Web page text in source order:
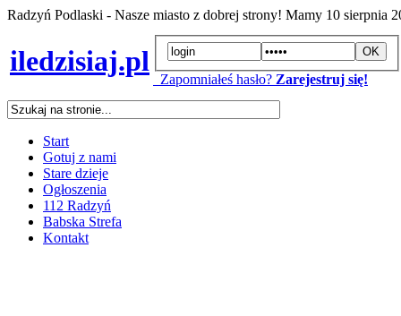
Radzyń Podlaski - Nasze miasto z dobrej strony! Mamy 10 sierpnia
iledzisiaj.pl
Zapomniałeś hasło? Zarejestruj się!
Start
Gotuj z nami
Stare dzieje
Ogłoszenia
112 Radzyń
Babska Strefa
Kontakt